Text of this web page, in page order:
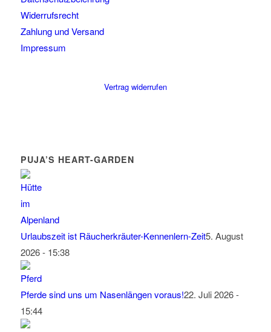
Widerrufsrecht
Zahlung und Versand
Impressum
Vertrag widerrufen
PUJA’S HEART-GARDEN
Urlaubszeit ist Räucherkräuter-Kennenlern-Zeit5. August
2026 - 15:38
Pferde sind uns um Nasenlängen voraus!22. Juli 2026 -
15:44